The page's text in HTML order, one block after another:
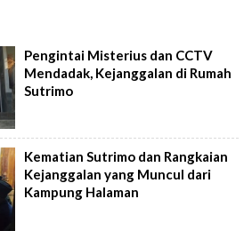
Pengintai Misterius dan CCTV
Mendadak, Kejanggalan di Rumah
Sutrimo
Kematian Sutrimo dan Rangkaian
Kejanggalan yang Muncul dari
Kampung Halaman